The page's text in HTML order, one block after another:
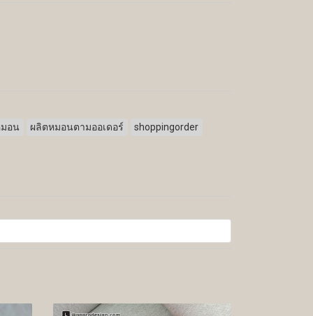
อน ผลิตหมอนตามออเดอร์ shoppingorder